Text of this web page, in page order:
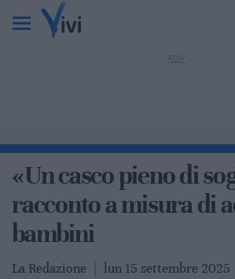
«Un casco pieno di
racconto a misura di
bambini
La Redazione lun 15 settembre 2025